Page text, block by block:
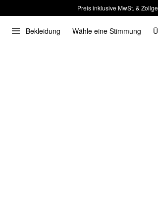
Preis inklusive MwSt. &
Bekleidung Wähle eine Stimmung